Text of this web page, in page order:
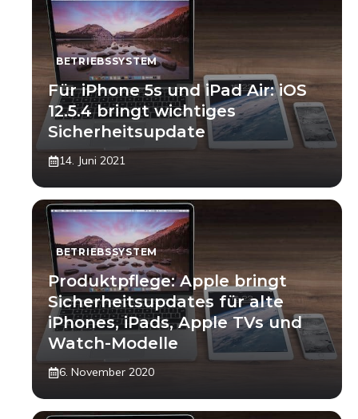
BETRIEBSSYSTEM
Für iPhone 5s und iPad Air: iOS
12.5.4 bringt wichtiges
Sicherheitsupdate
14. Juni 2021
BETRIEBSSYSTEM
Produktpflege: Apple bringt
Sicherheitsupdates für alte
iPhones, iPads, Apple TVs und
Watch-Modelle
6. November 2020